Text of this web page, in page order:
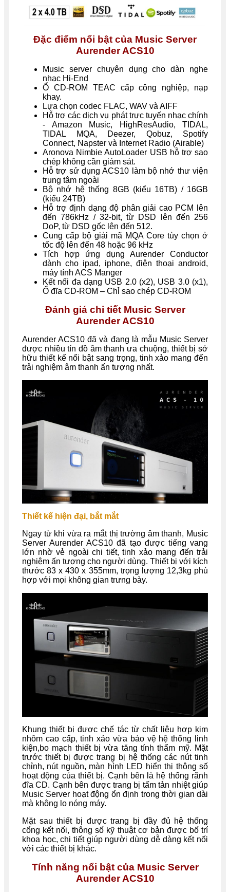
Đặc điểm nổi bật của Music Server
Aurender ACS10
Music server chuyên dụng cho dàn nghe
nhạc Hi-End
Ổ CD-ROM TEAC cấp công nghiệp, nạp
khay.
Lựa chọn codec FLAC, WAV và AIFF
Hỗ trợ các dịch vụ phát trực tuyến nhạc chính
- Amazon Music, HighResAudio, TIDAL,
TIDAL MQA, Deezer, Qobuz, Spotify
Connect, Napster và Internet Radio (Airable)
Aronova Nimbie AutoLoader USB hỗ trợ sao
chép không cần giám sát.
Hỗ trợ sử dụng ACS10 làm bộ nhớ thư viện
trung tâm ngoài
Bộ nhớ hệ thống 8GB (kiểu 16TB) / 16GB
(kiểu 24TB)
Hỗ trợ định dạng độ phân giải cao PCM lên
đến 786kHz / 32-bit, từ DSD lên đến 256
DoP, từ DSD gốc lên đến 512.
Cung cấp bộ giải mã MQA Core tùy chọn ở
tốc độ lên đến 48 hoặc 96 kHz
Tích hợp ứng dụng Aurender Conductor
dành cho ipad, iphone, điện thoại android,
máy tính ACS Manger
Kết nối đa dạng USB 2.0 (x2), USB 3.0 (x1),
Ổ đĩa CD-ROM – Chỉ sao chép CD-ROM
Đánh giá chi tiết Music Server
Aurender ACS10
Aurender ACS10 đã và đang là mẫu Music Server
được nhiều tín đồ âm thanh ưa chuộng, thiết bị sở
hữu thiết kế nổi bật sang trọng, tinh xảo mang đến
trải nghiệm âm thanh ấn tượng nhất.
Thiết kế hiện đại, bắt mắt
Ngay từ khi vừa ra mắt thị trường âm thanh, Music
Server Aurender ACS10 đã tạo được tiếng vang
lớn nhờ vẻ ngoài chi tiết, tinh xảo mang đến trải
nghiệm ấn tượng cho người dùng. Thiết bị với kích
thước 83 x 430 x 355mm, trọng lượng 12,3kg phù
hợp với mọi không gian trưng bày.
Khung thiết bị được chế tác từ chất liệu hợp kim
nhôm cao cấp, tinh xảo vừa bảo vệ hệ thống linh
kiện,bo mạch thiết bị vừa tăng tính thẩm mỹ. Mặt
trước thiết bị được trang bị hệ thống các nút tinh
chỉnh, nút nguồn, màn hình LED hiển thị thông số
hoạt động của thiết bị. Cạnh bên là hệ thống rãnh
đĩa CD. Cạnh bên được trang bị tấm tản nhiệt giúp
Music Server hoạt động ổn định trong thời gian dài
mà không lo nóng máy.
Mặt sau thiết bị được trang bị đầy đủ hệ thống
cổng kết nối, thông số kỹ thuật cơ bản được bố trí
khoa học, chi tiết giúp người dùng dễ dàng kết nối
với các thiết bị khác.
Tính năng nổi bật của Music Server
Aurender ACS10